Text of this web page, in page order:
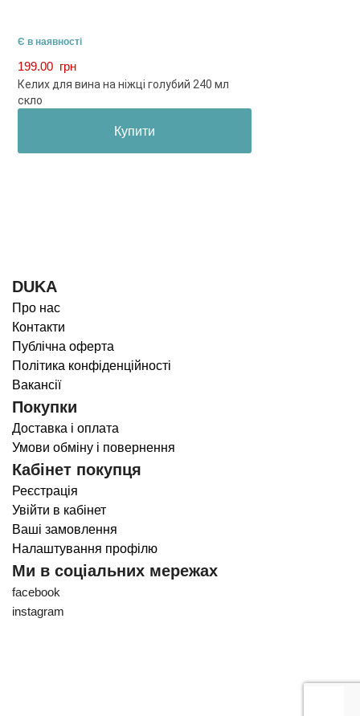
Є в наявності
199.00 грн
Келих для вина на ніжці голубий 240 мл
скло
Купити
DUKA
Про нас
Контакти
Публічна оферта
Політика конфіденційності
Вакансії
Покупки
Доставка і оплата
Умови обміну і повернення
Кабінет покупця
Реєстрація
Увійти в кабінет
Ваші замовлення
Налаштування профілю
Ми в соціальних мережах
facebook
instagram